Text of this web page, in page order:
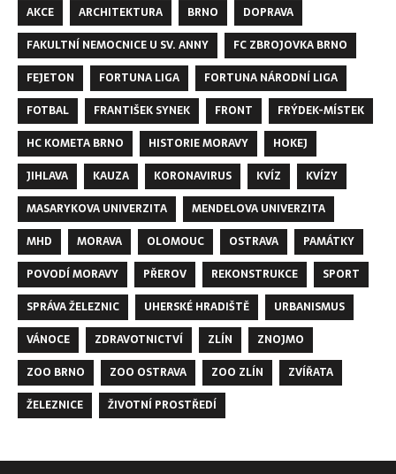
AKCE ARCHITEKTURA BRNO
DOPRAVA
FAKULTNÍ NEMOCNICE U SV. ANNY
FC ZBROJOVKA BRNO
FEJETON
FORTUNA LIGA
FORTUNA NÁRODNÍ LIGA
FOTBAL
FRANTIŠEK SYNEK FRONT
FRÝDEK-MÍSTEK
HC KOMETA BRNO
HISTORIE MORAVY
HOKEJ
JIHLAVA
KAUZA KORONAVIRUS KVÍZ
KVÍZY
MASARYKOVA UNIVERZITA
MENDELOVA UNIVERZITA
MHD
MORAVA OLOMOUC OSTRAVA
PAMÁTKY
POVODÍ MORAVY
PŘEROV REKONSTRUKCE
SPORT
SPRÁVA ŽELEZNIC
UHERSKÉ HRADIŠTĚ
URBANISMUS
VÁNOCE
ZDRAVOTNICTVÍ ZLÍN
ZNOJMO
ZOO BRNO
ZOO OSTRAVA ZOO ZLÍN
ZVÍŘATA
ŽELEZNICE
ŽIVOTNÍ PROSTŘEDÍ